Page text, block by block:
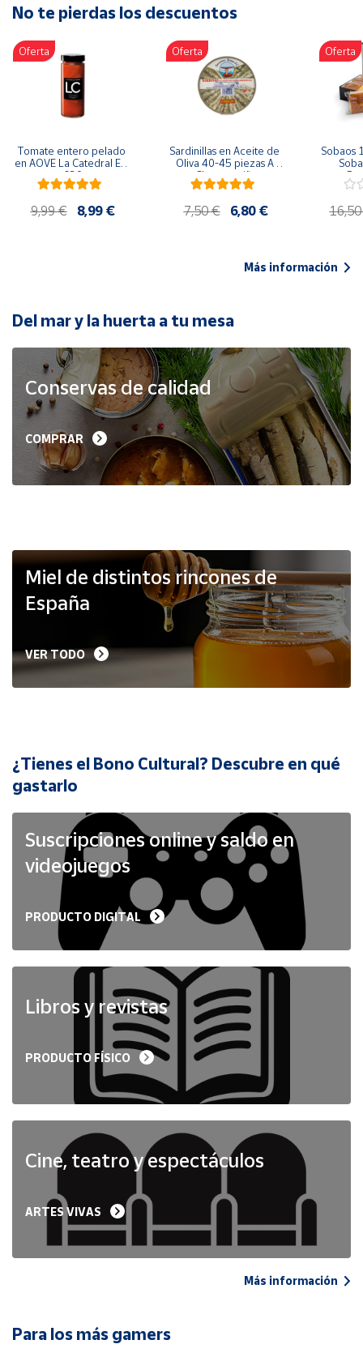
Artesanía
Oficina y
Papelería
Para Canarias,
Ceuta y Melilla
populares
Bono
Cultural
de Correos
Market
Productos
Solidarios
Ayuda
Vendedores
Mapa de
Hazte
vendedor
Cuenta
Ubicación
Península
Baleares
Melilla
No te pierdas los descuentos
Oferta
Tomate entero pelado
en AOVE La Catedral ER-
630
9,99 € 8,99 €
Oferta
Sardinillas en Aceite de
Oliva 40-45 piezas A
Churrusquiña
7,50 € 6,80 €
Oferta
Sobaos
Más información
Del mar y la huerta a tu mesa
Conservas de calidad
COMPRAR
Miel de distintos rincones de
España
VER TODO
¿Tienes el Bono Cultural? Descubre en qué
gastarlo
Suscripciones online y saldo en
videojuegos
PRODUCTO DIGITAL
Libros y revistas
PRODUCTO FÍSICO
Cine, teatro y espectáculos
ARTES VIVAS
Más información
Para los más gamers